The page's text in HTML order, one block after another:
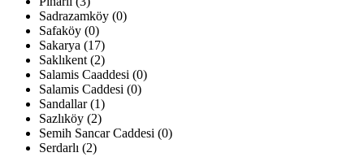
Sadrazamköy (0)
Safaköy (0)
Sakarya (17)
Saklıkent (2)
Salamis Caaddesi (0)
Salamis Caddesi (0)
Sandallar (1)
Sazlıköy (2)
Semih Sancar Caddesi (0)
Serdarlı (2)